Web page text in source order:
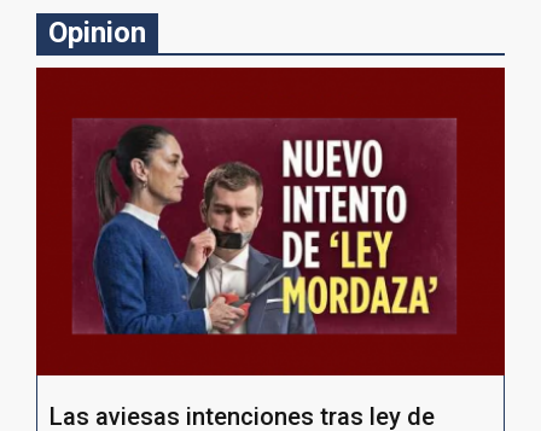
Opinion
Las aviesas intenciones tras ley de